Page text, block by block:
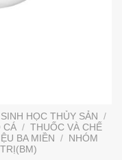
HỌC THỦY SẢN
/
CÁ / THUỐC VÀ CHẾ
BA MIỀN
/ NHÓM